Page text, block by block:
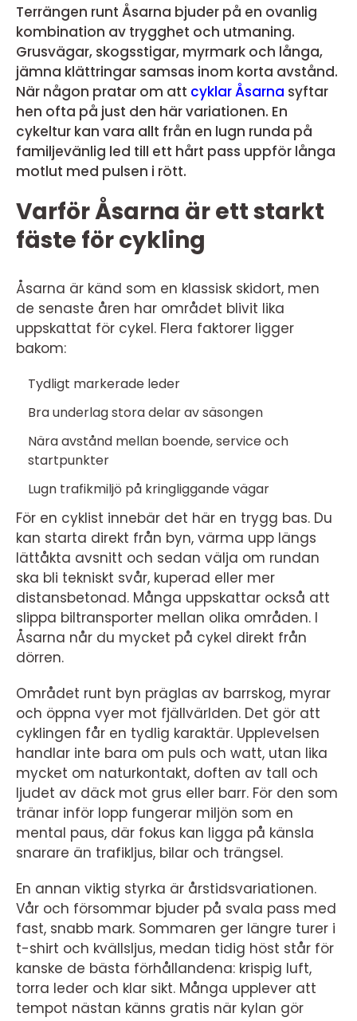
Terrängen runt Åsarna bjuder på en ovanlig
kombination av trygghet och utmaning.
Grusvägar, skogsstigar, myrmark och långa,
jämna klättringar samsas inom korta avstånd.
När någon pratar om att cyklar Åsarna syftar
hen ofta på just den här variationen. En
cykeltur kan vara allt från en lugn runda på
familjevänlig led till ett hårt pass uppför långa
motlut med pulsen i rött.
Varför Åsarna är ett starkt
fäste för cykling
Åsarna är känd som en klassisk skidort, men
de senaste åren har området blivit lika
uppskattat för cykel. Flera faktorer ligger
bakom:
Tydligt markerade leder
Bra underlag stora delar av säsongen
Nära avstånd mellan boende, service och
startpunkter
Lugn trafikmiljö på kringliggande vägar
För en cyklist innebär det här en trygg bas. Du
kan starta direkt från byn, värma upp längs
lättåkta avsnitt och sedan välja om rundan
ska bli tekniskt svår, kuperad eller mer
distansbetonad. Många uppskattar också att
slippa biltransporter mellan olika områden. I
Åsarna når du mycket på cykel direkt från
dörren.
Området runt byn präglas av barrskog, myrar
och öppna vyer mot fjällvärlden. Det gör att
cyklingen får en tydlig karaktär. Upplevelsen
handlar inte bara om puls och watt, utan lika
mycket om naturkontakt, doften av tall och
ljudet av däck mot grus eller barr. För den som
tränar inför lopp fungerar miljön som en
mental paus, där fokus kan ligga på känsla
snarare än trafikljus, bilar och trängsel.
En annan viktig styrka är årstidsvariationen.
Vår och försommar bjuder på svala pass med
fast, snabb mark. Sommaren ger längre turer i
t-shirt och kvällsljus, medan tidig höst står för
kanske de bästa förhållandena: krispig luft,
torra leder och klar sikt. Många upplever att
tempot nästan känns gratis när kylan gör